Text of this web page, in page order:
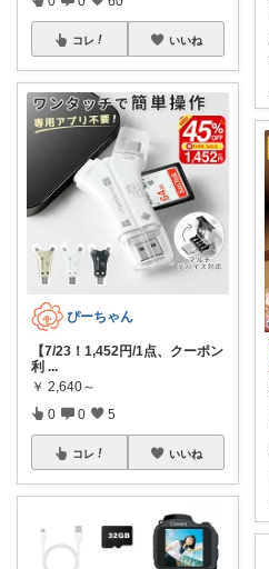
コレ いいね
ぴーちゃん
【7/23！1,452円/1点、クーポン
利 ...
￥ 2,640～
0 0 5
コレ いいね